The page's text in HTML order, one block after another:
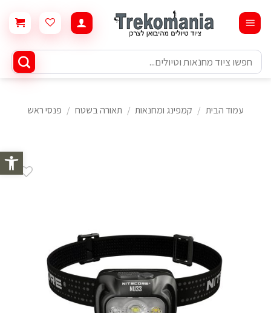
פתח
content
חיפוש
עבור:
עמוד הבית / קמפינג ומחנאות / תאורה בשטח / פנסי ראש